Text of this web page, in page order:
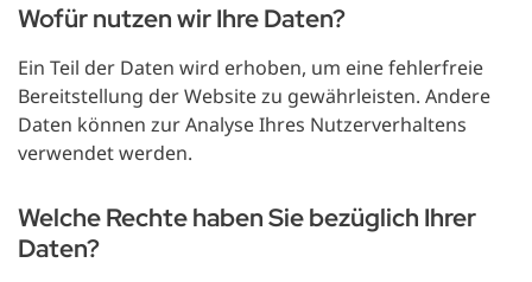
Wofür nutzen wir Ihre Daten?
Ein Teil der Daten wird erhoben, um eine fehlerfreie
Bereitstellung der Website zu gewährleisten. Andere
Daten können zur Analyse Ihres Nutzerverhaltens
verwendet werden.
Welche Rechte haben Sie bezüglich Ihrer
Daten?